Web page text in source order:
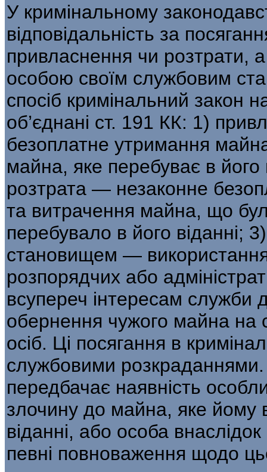
У кримінальному
відповідаль­ність за
привласнення чи роз­трати,
особою своїм службовим
спосіб кримінальний закон
об’єднані ст. 191 КК: 1)
безоплатне утримання
майна, яке пере­буває в його
розтрата — незаконне
та витрачення майна, що
перебувало в його віданні;
становищем —
розпорядчих або
всупереч інтересам служби
обернення чужого майна на
осіб. Ці посягання в
службовими розкраданнями.
передбачає наяв­ність
злочину до майна, яке йому
віданні, або особа
певні повноваження щодо